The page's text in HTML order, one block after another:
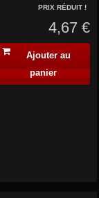
PRIX RÉDUIT !
4,67 €
Ajouter au
panier